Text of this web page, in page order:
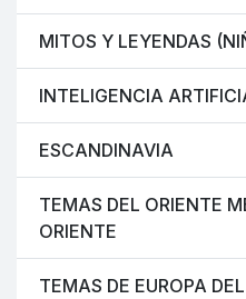
MITOS Y LEYENDAS
INTELIGENCIA
ESCANDINAVIA
TEMAS DEL ORIENTE
ORIENTE
TEMAS DE EUROPA